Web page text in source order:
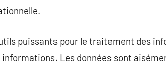
puissants pour le traitement des
Les données sont